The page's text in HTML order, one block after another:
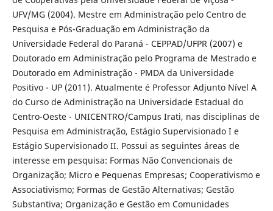
UFV/MG (2004). Mestre em Administração pelo Centro de
Pesquisa e Pós-Graduação em Administração da
Universidade Federal do Paraná - CEPPAD/UFPR (2007) e
Doutorado em Administração pelo Programa de Mestrado e
Doutorado em Administração - PMDA da Universidade
Positivo - UP (2011). Atualmente é Professor Adjunto Nível A
do Curso de Administração na Universidade Estadual do
Centro-Oeste - UNICENTRO/Campus Irati, nas disciplinas de
Pesquisa em Administração, Estágio Supervisionado I e
Estágio Supervisionado II. Possui as seguintes áreas de
interesse em pesquisa: Formas Não Convencionais de
Organização; Micro e Pequenas Empresas; Cooperativismo e
Associativismo; Formas de Gestão Alternativas; Gestão
Substantiva; Organização e Gestão em Comunidades